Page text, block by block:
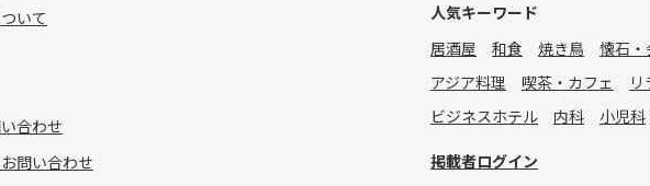
いて
合わせ
問い合わせ
人気キーワード
居酒屋
和食 焼き鳥 懐石・
アジア料理
喫茶・カフェ
ビジネスホテル
内科 小児科
掲載者ログイン